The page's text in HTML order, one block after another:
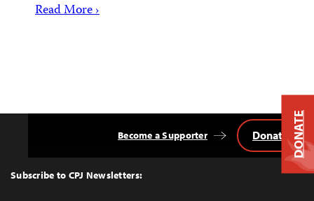
Read More ›
Top
Subscribe to CPJ Newsletters:
Become a Supporter Donate DONATE